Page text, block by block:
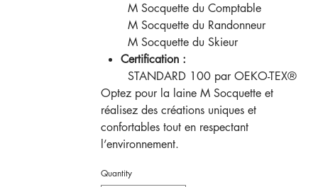
M Socquette du Comptable
M Socquette du Randonneur
M Socquette du Skieur
Certification :
STANDARD 100 par OEKO-TEX®
Optez pour la laine M Socquette et
réalisez des créations uniques et
confortables tout en respectant
l’environnement.
Quantity